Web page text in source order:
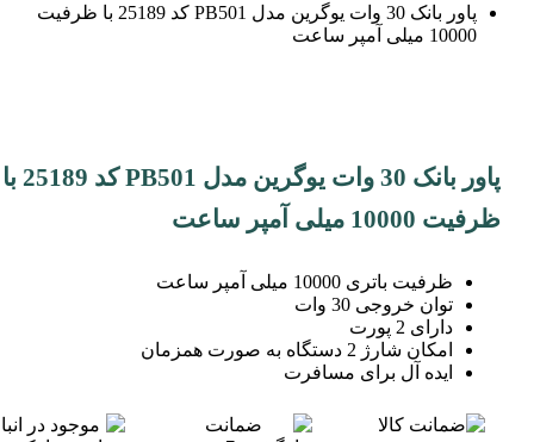
پاور بانک 30 وات یوگرین مدل PB501 کد 25189 با ظرفیت
10000 میلی آمپر ساعت
پاور بانک 30 وات یوگرین مدل PB501 کد 25189 با
ظرفیت 10000 میلی آمپر ساعت
ظرفیت باتری 10000 میلی آمپر ساعت
توان خروجی 30 وات
دارای 2 پورت
امکان شارژ 2 دستگاه به صورت همزمان
ایده آل برای مسافرت